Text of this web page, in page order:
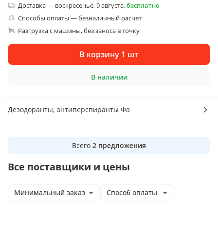
Доставка— воскресенье, 9 августа,бесплатно
Способы оплаты — безналичный расчет
Разгрузка с машины, без заноса в точку
В корзину 1 шт
В наличии
Дезодоранты, антиперспиранты Фа
Всего 2 предложения
Все поставщики и цены
Минимальный заказ Способ оплаты